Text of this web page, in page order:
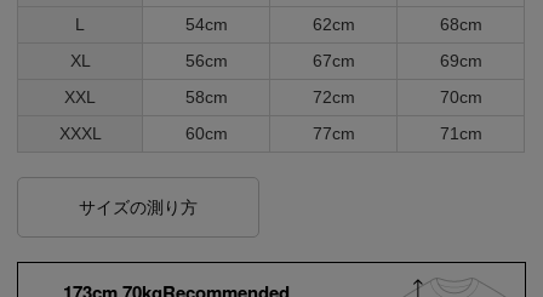
L
54cm 62cm
68cm
XL
56cm 67cm
69cm
XXL
58cm 72cm
70cm
XXXL
60cm 77cm 71cm
サイズの測り方